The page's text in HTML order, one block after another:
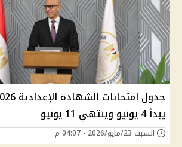
يبدأ 4 يونيو وينتهي 11 يونيو
السبت 23/مايو/2026 - 04:07 م